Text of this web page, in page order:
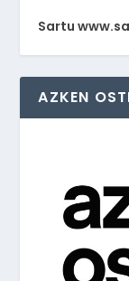
Sartu
AZKEN